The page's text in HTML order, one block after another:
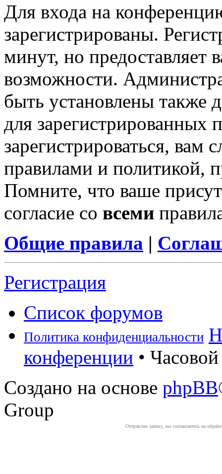
Для входа на
зарегистрированы.
минут, но предоставляет
возможности.
быть установлены также
для зарегистрированных
зарегистрироваться, вам
правилами и политикой,
Помните, что ваше
согласие со всеми
Общие правила |
Регистрация
Список форумов
Политика конфиденциальности
конференции •
Создано на основе phpBB
Group
Отправляя заявку, вы соглашаетесь на